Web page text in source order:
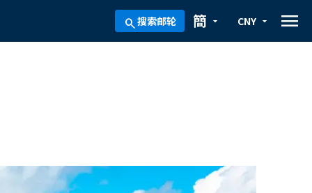
search搜索邮轮 arrow_drop_down
簡 arrow_drop_down
CNY menu